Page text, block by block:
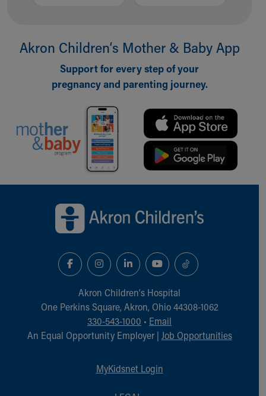
Akron Children‘s Mother & Baby App
Support for every step of your
pregnancy and parenting journey.
Akron Children‘s Hospital
One Perkins Square, Akron, Ohio 44308-1062
330-543-1000 • Email
An Equal Opportunity Employer | Job Opportunities
MyKidsnet Login